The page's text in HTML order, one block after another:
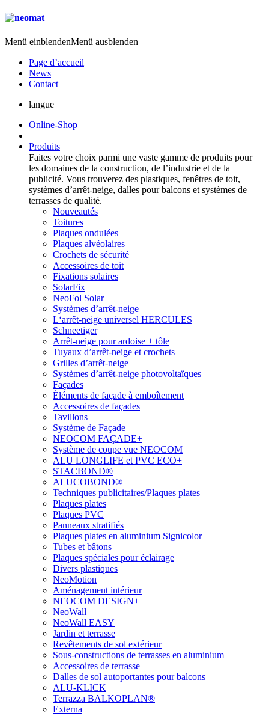
Menü einblendenMenü ausblenden
Page d’accueil
News
Contact
langue
Online-Shop
Produits
Faites votre choix parmi une vaste gamme de produits pour
les domaines de la construction, de l’industrie et de la
publicité. Vous trouverez des plastiques, fenêtres de toit,
systèmes d’arrêt-neige, dalles pour balcons et systèmes de
terrasses de qualité.
Nouveautés
Toitures
Plaques ondulées
Plaques alvéolaires
Crochets de sécurité
Accessoires de toit
Fixations solaires
SolarFix
NeoFol Solar
Systèmes d’arrêt-neige
L‘arrêt-neige universel HERCULES
Schneetiger
Arrêt-neige pour ardoise + tôle
Tuyaux d’arrêt-neige et crochets
Grilles d’arrêt-neige
Systèmes d’arrêt-neige photovoltaïques
Façades
Éléments de façade à emboîtement
Accessoires de façades
Tavillons
Système de Façade
NEOCOM FAÇADE+
Système de coupe vue NEOCOM
ALU LONGLIFE et PVC ECO+
STACBOND®
ALUCOBOND®
Techniques publicitaires/Plaques plates
Plaques plates
Plaques PVC
Panneaux stratifiés
Plaques plates en aluminium Signicolor
Tubes et bâtons
Plaques spéciales pour éclairage
Divers plastiques
NeoMotion
Aménagement intérieur
NEOCOM DESIGN+
NeoWall
NeoWall EASY
Jardin et terrasse
Revêtements de sol extérieur
Sous-constructions de terrasses en aluminium
Accessoires de terrasse
Dalles de sol autoportantes pour balcons
ALU-KLICK
Terrazza BALKOPLAN®
Externa